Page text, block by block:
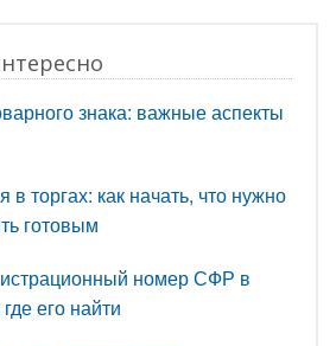
знака: важные аспекты
в торгах: как начать, что нужно
готовым
номер СФР в
его найти